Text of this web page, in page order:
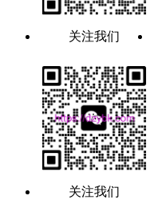
关注我们
关注我们